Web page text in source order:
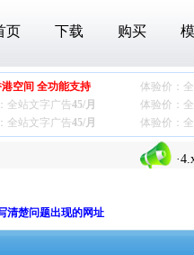
页 下载 购买
空间 全功能支持 体验价：
全站文字广告45/月 体验价：
全站文字广告45/月 体验价：
·
·
清楚问题出现的网址